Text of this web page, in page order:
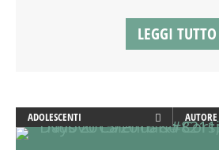
SCUOLA
SOCIALIZZAZIONE
LEGGI TUTTO
ADOLESCENTI
ADULTI
AUTORE